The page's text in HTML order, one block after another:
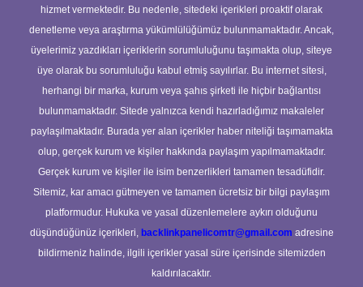
hizmet vermektedir. Bu nedenle, sitedeki içerikleri proaktif olarak
denetleme veya araştırma yükümlülüğümüz bulunmamaktadır. Ancak,
üyelerimiz yazdıkları içeriklerin sorumluluğunu taşımakta olup, siteye
üye olarak bu sorumluluğu kabul etmiş sayılırlar. Bu internet sitesi,
herhangi bir marka, kurum veya şahıs şirketi ile hiçbir bağlantısı
bulunmamaktadır. Sitede yalnızca kendi hazırladığımız makaleler
paylaşılmaktadır. Burada yer alan içerikler haber niteliği taşımamakta
olup, gerçek kurum ve kişiler hakkında paylaşım yapılmamaktadır.
Gerçek kurum ve kişiler ile isim benzerlikleri tamamen tesadüfidir.
Sitemiz, kar amacı gütmeyen ve tamamen ücretsiz bir bilgi paylaşım
platformudur. Hukuka ve yasal düzenlemelere aykırı olduğunu
düşündüğünüz içerikleri, backlinkpanelicomtr@gmail.com adresine
bildirmeniz halinde, ilgili içerikler yasal süre içerisinde sitemizden
kaldırılacaktır.